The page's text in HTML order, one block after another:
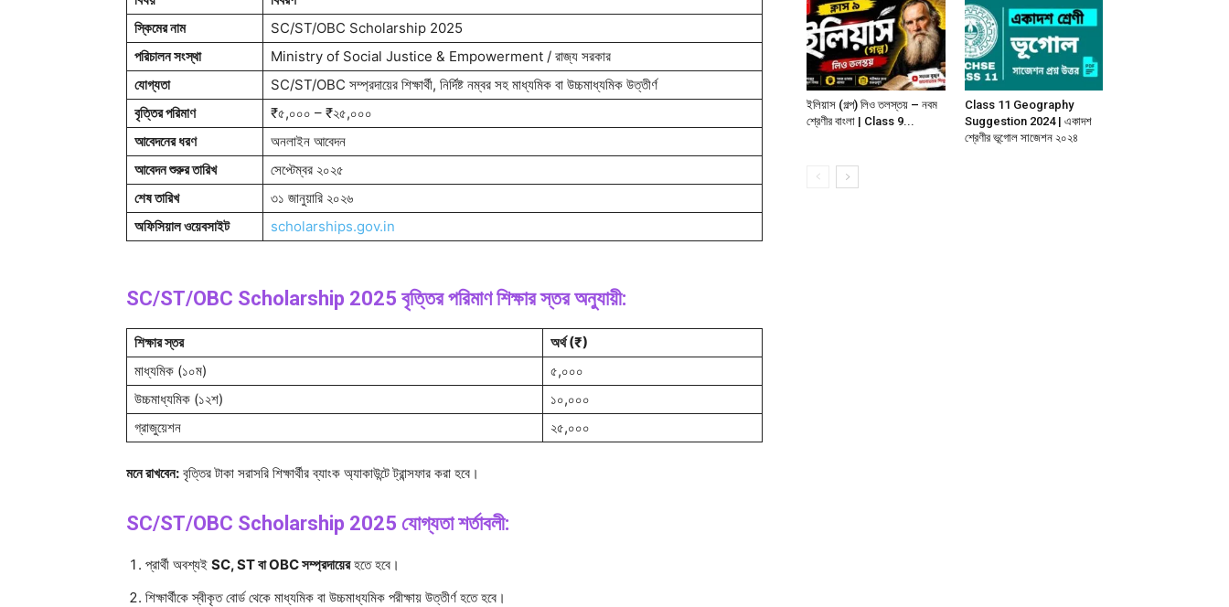
স্কিমের নাম
SC/ST/OBC Scholarship 2025
পরিচালন সংস্থা
Ministry of Social Justice & Empowerment / রাজ্য সরকার
যোগ্যতা
SC/ST/OBC সম্প্রদায়ের শিক্ষার্থী, নির্দিষ্ট নম্বর সহ মাধ্যমিক বা উচ্চমাধ্যমিক উত্তীর্ণ
বৃত্তির পরিমাণ
₹৫,০০০ – ₹২৫,০০০
আবেদনের ধরণ
অনলাইন আবেদন
আবেদন শুরুর তারিখ
সেপ্টেম্বর ২০২৫
শেষ তারিখ
৩১ জানুয়ারি ২০২৬
অফিসিয়াল ওয়েবসাইট
scholarships.gov.in
SC/ST/OBC Scholarship 2025 বৃত্তির পরিমাণ শিক্ষার স্তর অনুযায়ী:
শিক্ষার স্তর
অর্থ (₹)
মাধ্যমিক (১০ম)
৫,০০০
উচ্চমাধ্যমিক (১২শ)
১০,০০০
গ্রাজুয়েশন
২৫,০০০
মনে রাখবেন: বৃত্তির টাকা সরাসরি শিক্ষার্থীর ব্যাংক অ্যাকাউন্টে ট্রান্সফার করা হবে।
SC/ST/OBC Scholarship 2025 যোগ্যতা শর্তাবলী:
প্রার্থী অবশ্যই SC, ST বা OBC সম্প্রদায়েরহতে হবে।
শিক্ষার্থীকে স্বীকৃত বোর্ড থেকে মাধ্যমিক বা উচ্চমাধ্যমিক পরীক্ষায় উত্তীর্ণ হতে হবে।
ইলিয়াস (গল্প) লিও তলস্তয় – নবম
শ্রেণীর বাংলা | Class 9...
Class 11 Geography
Suggestion 2024 | একাদশ
শ্রেণীর ভূগোল সাজেশন ২০২৪